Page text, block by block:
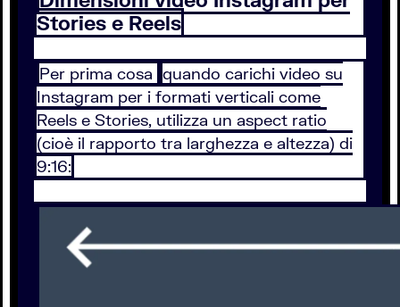
Stories e Reels
Per prima cosa quando carichi video su
Instagram per i formati verticali come
Reels e Stories, utilizza un aspect ratio
(cioè il rapporto tra larghezza e altezza) di
9:16: